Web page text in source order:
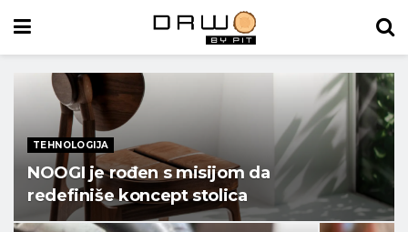
TEHNOLOGIJA
NOOGI je rođen s misijom da
redefiniše koncept stolica